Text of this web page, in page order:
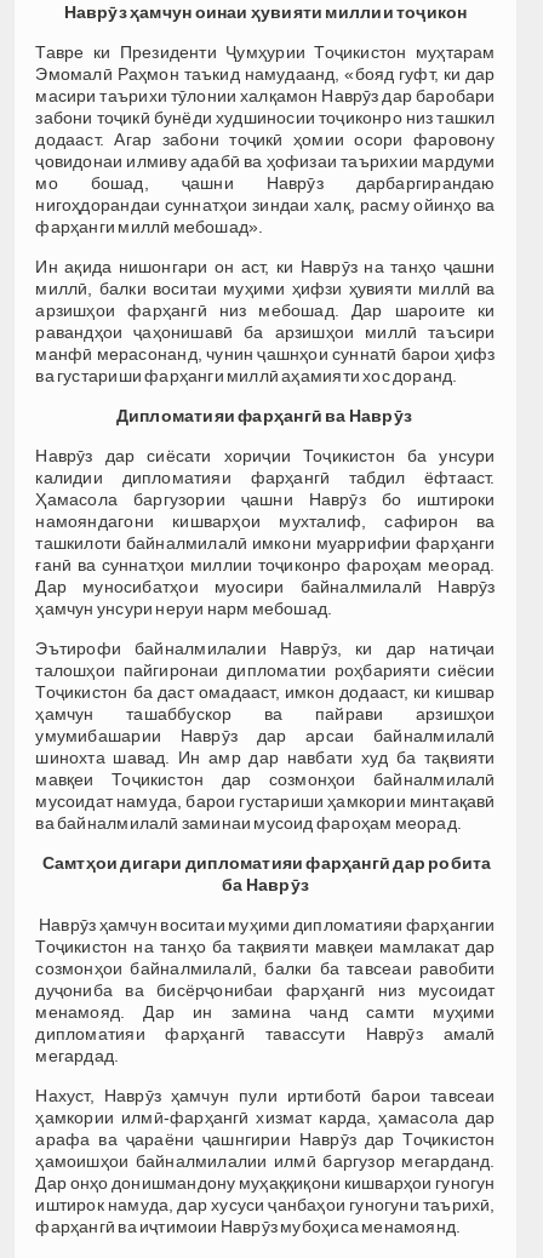
Наврӯз ҳамчун оинаи ҳувияти миллии тоҷикон
Тавре ки Президенти Ҷумҳурии Тоҷикистон муҳтарам
Эмомалӣ Раҳмон таъкид намудаанд, «бояд гуфт, ки дар
масири таърихи тӯлонии халқамон Наврӯз дар баробари
забони тоҷикӣ бунёди худшиносии тоҷиконро низ ташкил
додааст. Агар забони тоҷикӣ ҳомии осори фаровону
ҷовидонаи илмиву адабӣ ва ҳофизаи таърихии мардуми
мо бошад, ҷашни Наврӯз дарбаргирандаю
нигоҳдорандаи суннатҳои зиндаи халқ, расму ойинҳо ва
фарҳанги миллӣ мебошад».
Ин ақида нишонгари он аст, ки Наврӯз на танҳо ҷашни
миллӣ, балки воситаи муҳими ҳифзи ҳувияти миллӣ ва
арзишҳои фарҳангӣ низ мебошад. Дар шароите ки
равандҳои ҷаҳонишавӣ ба арзишҳои миллӣ таъсири
манфӣ мерасонанд, чунин ҷашнҳои суннатӣ барои ҳифз
ва густариши фарҳанги миллӣ аҳамияти хос доранд.
Дипломатияи фарҳангӣ ва Наврӯз
Наврӯз дар сиёсати хориҷии Тоҷикистон ба унсури
калидии дипломатияи фарҳангӣ табдил ёфтааст.
Ҳамасола баргузории ҷашни Наврӯз бо иштироки
намояндагони кишварҳои мухталиф, сафирон ва
ташкилоти байналмилалӣ имкони муаррифии фарҳанги
ғанӣ ва суннатҳои миллии тоҷиконро фароҳам меорад.
Дар муносибатҳои муосири байналмилалӣ Наврӯз
ҳамчун унсури неруи нарм мебошад.
Эътирофи байналмилалии Наврӯз, ки дар натиҷаи
талошҳои пайгиронаи дипломатии роҳбарияти сиёсии
Тоҷикистон ба даст омадааст, имкон додааст, ки кишвар
ҳамчун ташаббускор ва пайрави арзишҳои
умумибашарии Наврӯз дар арсаи байналмилалӣ
шинохта шавад. Ин амр дар навбати худ ба тақвияти
мавқеи Тоҷикистон дар созмонҳои байналмилалӣ
мусоидат намуда, барои густариши ҳамкории минтақавӣ
ва байналмилалӣ заминаи мусоид фароҳам меорад.
Самтҳои дигари дипломатияи фарҳангӣ дар робита
ба Наврӯз
Наврӯз ҳамчун воситаи муҳими дипломатияи фарҳангии
Тоҷикистон на танҳо ба тақвияти мавқеи мамлакат дар
созмонҳои байналмилалӣ, балки ба тавсеаи равобити
дуҷониба ва бисёрҷонибаи фарҳангӣ низ мусоидат
менамояд. Дар ин замина чанд самти муҳими
дипломатияи фарҳангӣ тавассути Наврӯз амалӣ
мегардад.
Нахуст, Наврӯз ҳамчун пули иртиботӣ барои тавсеаи
ҳамкории илмӣ-фарҳангӣ хизмат карда, ҳамасола дар
арафа ва ҷараёни ҷашнгирии Наврӯз дар Тоҷикистон
ҳамоишҳои байналмилалии илмӣ баргузор мегарданд.
Дар онҳо донишмандону муҳаққиқони кишварҳои гуногун
иштирок намуда, дар хусуси ҷанбаҳои гуногуни таърихӣ,
фарҳангӣ ва иҷтимоии Наврӯз мубоҳиса менамоянд.